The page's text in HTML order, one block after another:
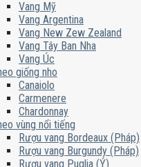
Vang Mỹ
Vang Argentina
Vang New Zew Zealand
Vang Tây Ban Nha
Vang Úc
giống nho
Canaiolo
Carmenere
Chardonnay
vùng nổi tiếng
Rượu vang Bordeaux (Pháp)
Rượu vang Burgundy (Pháp)
Rượu vang Puglia (Ý)